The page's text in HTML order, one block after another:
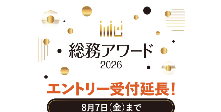
リスクマネジメント・BCP
社外・社内広報
社外・社内コミュニケーション活性化
FM・オフィス移転
CSR・SDGs
テクノロジー活用・DX
助成金・補助金・コスト削減
アウトソーシング・BPO
調査・レポート